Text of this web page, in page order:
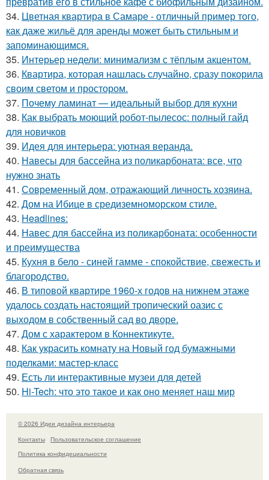
34. Цветная квартира в Самаре - отличный пример того,
как даже жильё для аренды может быть стильным и
запоминающимся.
35. Интерьер недели: минимализм с тёплым акцентом.
36. Квартира, которая нашлась случайно, сразу покорила
своим светом и простором.
37. Почему ламинат — идеальный выбор для кухни
38. Как выбрать моющий робот-пылесос: полный гайд
для новичков
39. Идея для интерьера: уютная веранда.
40. Навесы для бассейна из поликарбоната: все, что
нужно знать
41. Современный дом, отражающий личность хозяина.
42. Дом на Ибице в средиземноморском стиле.
43. Headlines:
44. Навес для бассейна из поликарбоната: особенности
и преимущества
45. Кухня в бело - синей гамме - спокойствие, свежесть и
благородство.
46. В типовой квартире 1960-х годов на нижнем этаже
удалось создать настоящий тропический оазис с
выходом в собственный сад во дворе.
47. Дом с характером в Коннектикуте.
48. Как украсить комнату на Новый год бумажными
поделками: мастер-класс
49. Есть ли интерактивные музеи для детей
50. Hi-Tech: что это такое и как оно меняет наш мир
© 2026 Идеи дизайна интерьера
Контакты
Пользовательское соглашение
Политика конфидециальности
Обратная связь